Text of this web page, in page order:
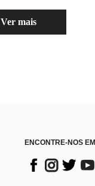
Ver mais
ENCONTRE-NOS EM